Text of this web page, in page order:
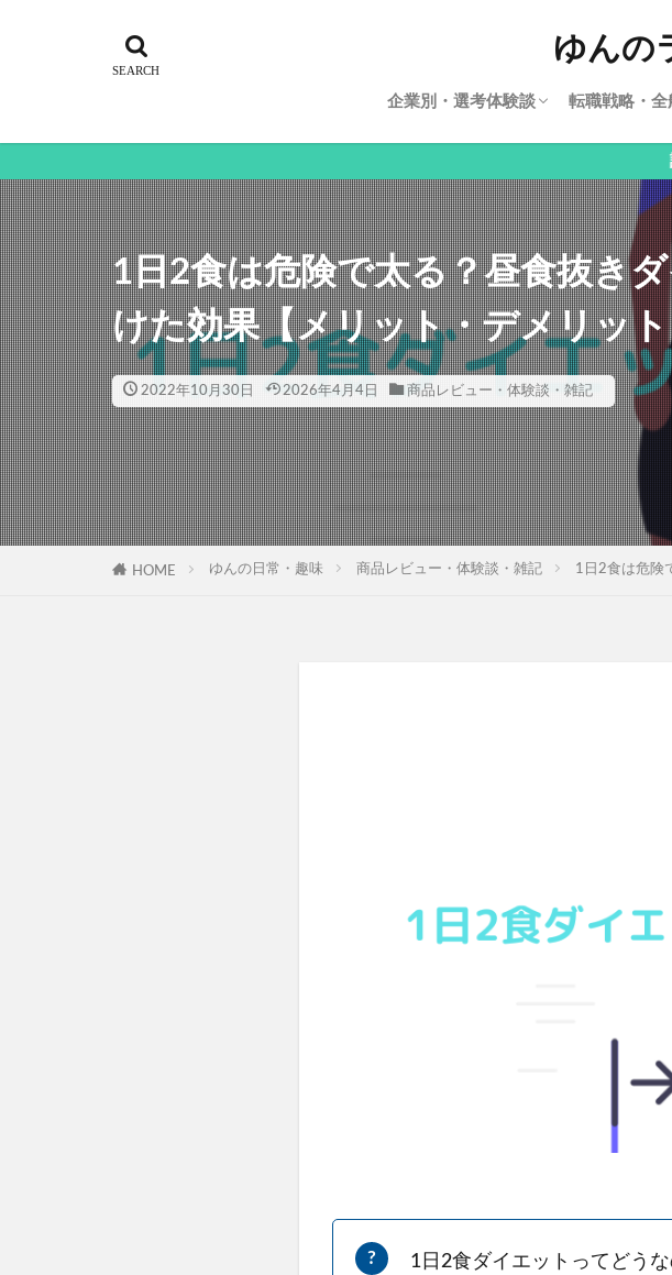
ゆんの
企業別・選考体験談 転職戦略・全
記事内に
1日2食は危険で太る？昼食抜き
けた効果【メリット・デメリット
2022年10月30日 2026年4月4日 商品レビュー・体験談・雑記
HOME ゆんの日常・趣味 商品レビュー・体験談・雑記 1日2食は危険
1日2食ダイエットってどう